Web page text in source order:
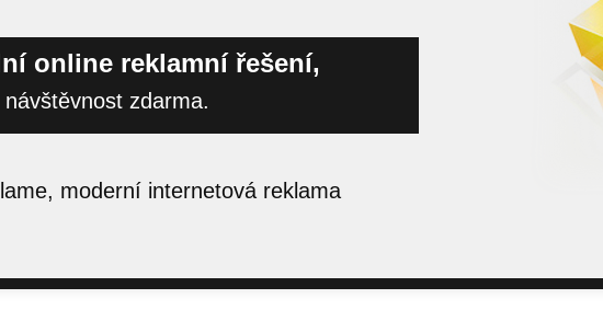
online reklamní řešení,
zdarma.
moderní internetová reklama